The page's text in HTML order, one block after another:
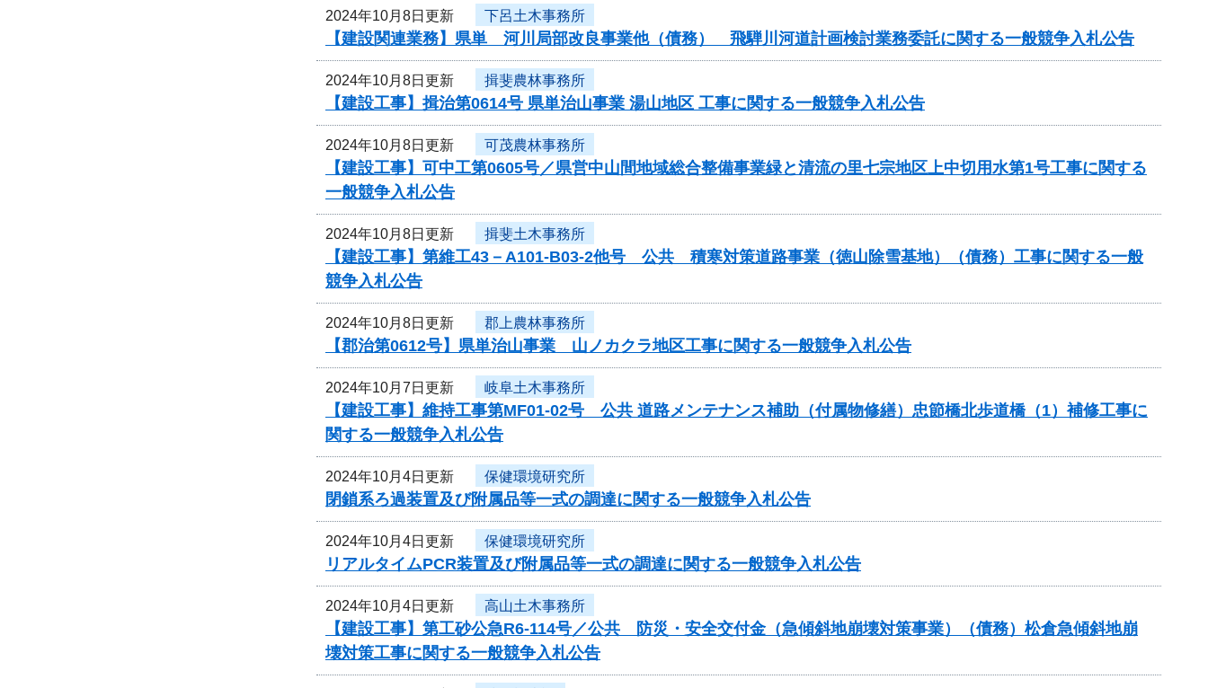
2024年10月8日更新 下呂土木事務所
【建設関連業務】県単 河川局部改良事業他（債務） 飛騨川河道計画検討業務委託に関する一般競争入札公告
2024年10月8日更新 揖斐農林事務所
【建設工事】揖治第0614号 県単治山事業 湯山地区 工事に関する一般競争入札公告
2024年10月8日更新 可茂農林事務所
【建設工事】可中工第0605号／県営中山間地域総合整備事業緑と清流の里七宗地区上中切用水第1号工事に関する
一般競争入札公告
2024年10月8日更新 揖斐土木事務所
【建設工事】第維工43－A101-B03-2他号 公共 積寒対策道路事業（徳山除雪基地）（債務）工事に関する一般
競争入札公告
2024年10月8日更新 郡上農林事務所
【郡治第0612号】県単治山事業 山ノカクラ地区工事に関する一般競争入札公告
2024年10月7日更新 岐阜土木事務所
【建設工事】維持工事第MF01-02号 公共 道路メンテナンス補助（付属物修繕）忠節橋北歩道橋（1）補修工事に
関する一般競争入札公告
2024年10月4日更新 保健環境研究所
閉鎖系ろ過装置及び附属品等一式の調達に関する一般競争入札公告
2024年10月4日更新 保健環境研究所
リアルタイムPCR装置及び附属品等一式の調達に関する一般競争入札公告
2024年10月4日更新 高山土木事務所
【建設工事】第工砂公急R6-114号／公共 防災・安全交付金（急傾斜地崩壊対策事業）（債務）松倉急傾斜地崩
壊対策工事に関する一般競争入札公告